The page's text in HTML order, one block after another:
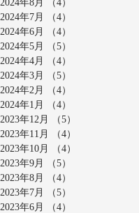
2024年8月 （4）
2024年7月
（4）
2024年6月
（4）
2024年5月
（5）
2024年4月
（4）
2024年3月
（5）
2024年2月
（4）
2024年1月
（4）
2023年12月
（5）
2023年11月
（4）
2023年10月
（4）
2023年9月
（5）
2023年8月
（4）
2023年7月
（5）
2023年6月
（4）